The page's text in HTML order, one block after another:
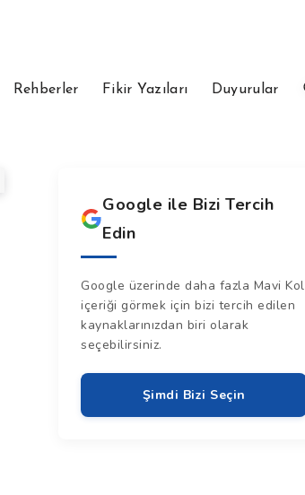
Rehberler Fikir Yazıları Duyurular
Google ile Bizi Tercih
Edin
Google üzerinde daha fazla Mavi Kol
içeriği görmek için bizi tercih edilen
kaynaklarınızdan biri olarak
seçebilirsiniz.
Şimdi Bizi Seçin